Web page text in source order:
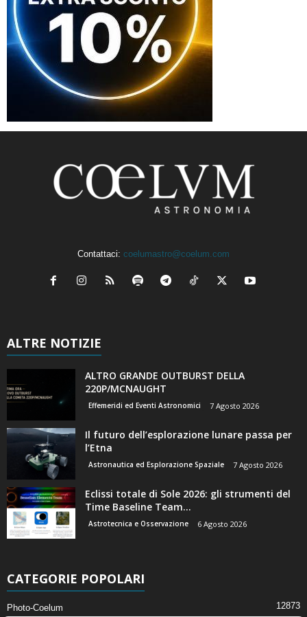
Contattaci: coelumastro@coelum.com
ALTRE NOTIZIE
ALTRO GRANDE OUTBURST DELLA
220P/MCNAUGHT
Effemeridi ed Eventi Astronomici 7 Agosto 2026
Il futuro dell’esplorazione lunare passa per
l’Etna
Astronautica ed Esplorazione Spaziale 7 Agosto 2026
Eclissi totale di Sole 2026: gli strumenti del
Time Baseline Team...
Astrotecnica e Osservazione 6 Agosto 2026
CATEGORIE POPOLARI
Photo-Coelum 12873